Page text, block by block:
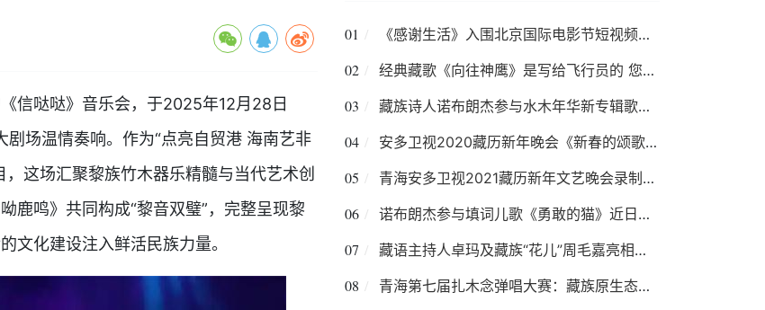
信哒哒》音乐会，于2025年12月28日
场温情奏响。作为“点亮自贸港 海南艺非
这场汇聚黎族竹木器乐精髓与当代艺术创
鹿鸣》共同构成“黎音双璧”，完整呈现黎
文化建设注入鲜活民族力量。
01 《感谢生活》入围北京国际电影节短视频单元
02 经典藏歌《向往神鹰》是写给飞行员的 您知道吗？
03 藏族诗人诺布朗杰参与水木年华新专辑歌曲填词
04 安多卫视2020藏历新年晚会《新春的颂歌》录制完成
05 青海安多卫视2021藏历新年文艺晚会录制完成
06 诺布朗杰参与填词儿歌《勇敢的猫》近日发布
07 藏语主持人卓玛及藏族“花儿”周毛嘉亮相青海卫视开播晚会
08 青海第七届扎木念弹唱大赛：藏族原生态音乐的盛宴